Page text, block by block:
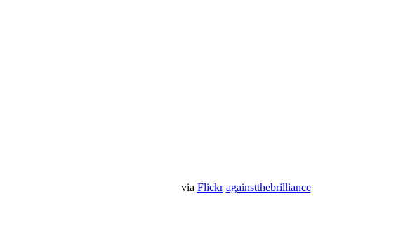
via Flickr againstthebrilliance